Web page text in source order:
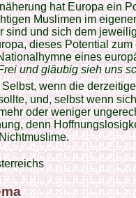
hat Europa ein
Muslimen im
sind und sich dem
dieses Potential
eines
und gläubig sieh uns
Selbst, wenn die
und, selbst wenn
oder weniger
denn